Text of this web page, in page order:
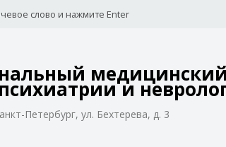
и
Петербург, ул. Бехтерева, д. 3